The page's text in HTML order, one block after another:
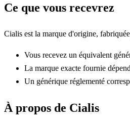
Ce que vous recevrez
Cialis est la marque d'origine,
Vous recevez un équivalent
La marque exacte fournie
Un générique réglementé
À propos de Cialis